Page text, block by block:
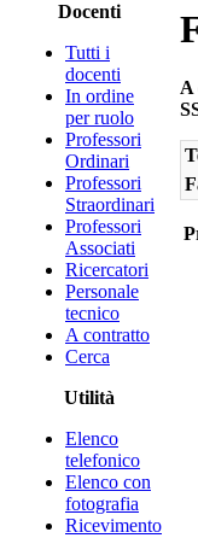
Docenti
Tutti i
docenti
In ordine
per ruolo
Professori
Ordinari
Professori
Straordinari
Professori
Associati
Ricercatori
Personale
tecnico
A contratto
Cerca
Utilità
Elenco
telefonico
Elenco con
fotografia
Ricevimento
A